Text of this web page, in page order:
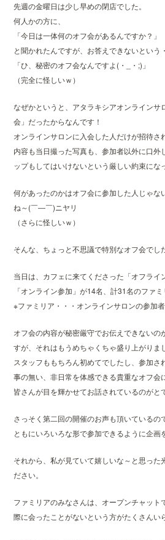
先週の金曜日は少し早めの閉店でした。
何人かの方に、
「今日は一体何のオフ会があるんですか？」
と聞かれたんですが、お答えできないという
「ひ、秘密のオフ会なんですよ(・_・;)」
（完全に怪しいｗ）
なぜかというと、アタラキシアオンラインサ
会」だったからなんです！
オンラインサロンに入会した人だけが招待さ
内容も当日撮った写真も、参加者以外に口外
ップもしてはいけないという厳しい約束にな
何があったのかはオフ会に参加した人じゃな
ね～(￣―￣)ニヤリ
（さらに怪しいｗ）
そんな、ちょっと不思議で特別なオフ会でし
当日は、カフェに来てくださった「オフライ
「オンライン参加」が14名、計31名のファ
※ファミリア・・・オンラインサロンの参加者
オフ会の内容が秘密厳守でお伝えできないの
すが、それはもうめちゃくちゃ盛り上がり
スタッフももちろん初めてでしたし、参加さ
事の無い、非日常を体感できる貴重なオフ会
皆さんが目を輝かせてお話されているのがと
さっそく第二回の開催のお声も頂いているの
ともにいろいろな形で参加できるように企画
それから、私が見ていて嬉しいな～と思った
ださい。
ファミリアのみなさんは、オープンチャット
際に会ったことがないという方がたくさんい